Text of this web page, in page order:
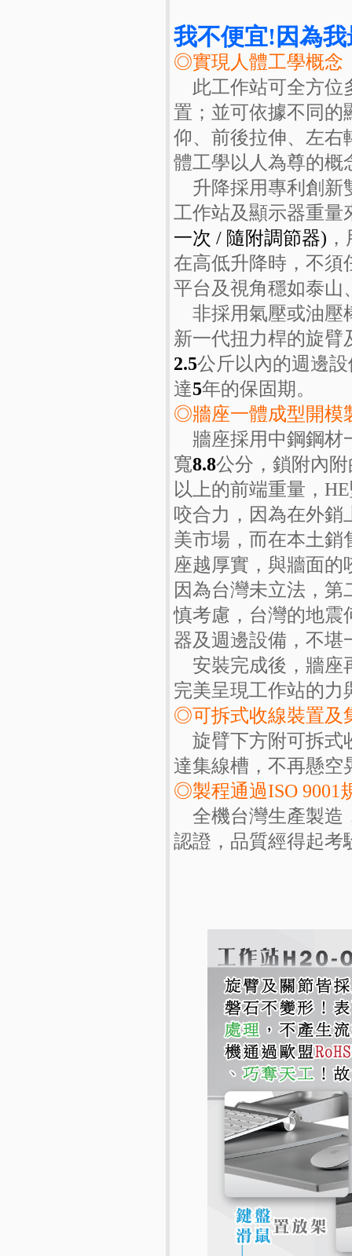
我不便宜!因為
◎實現人體工學概念
此工作站可全方位
置；並可依據不同的
仰、前後拉伸、左右
體工學以人為尊的概
升降採用專利創新
工作站及顯示器重量
一次 / 隨附調節器)
在高低升降時，不須
平台及視角穩如泰山
非採用氣壓或油壓
新一代扭力桿的旋臂
2.5公斤以內的週邊
達5年的保固期。
◎牆座一體成型開模
牆座採用中鋼鋼材
寬8.8公分，鎖附內
以上的前端重量，
咬合力，因為在外銷
美市場，而在本土銷
座越厚實，與牆面
因為台灣未立法，
慎考慮，台灣的地震
器及週邊設備，不堪
安裝完成後，牆座
完美呈現工作站的力
◎可拆式收線裝置及
旋臂下方附可拆式
達集線槽，不再懸空
◎製程通過ISO 9001
全機台灣生產製造
認證，品質經得起考